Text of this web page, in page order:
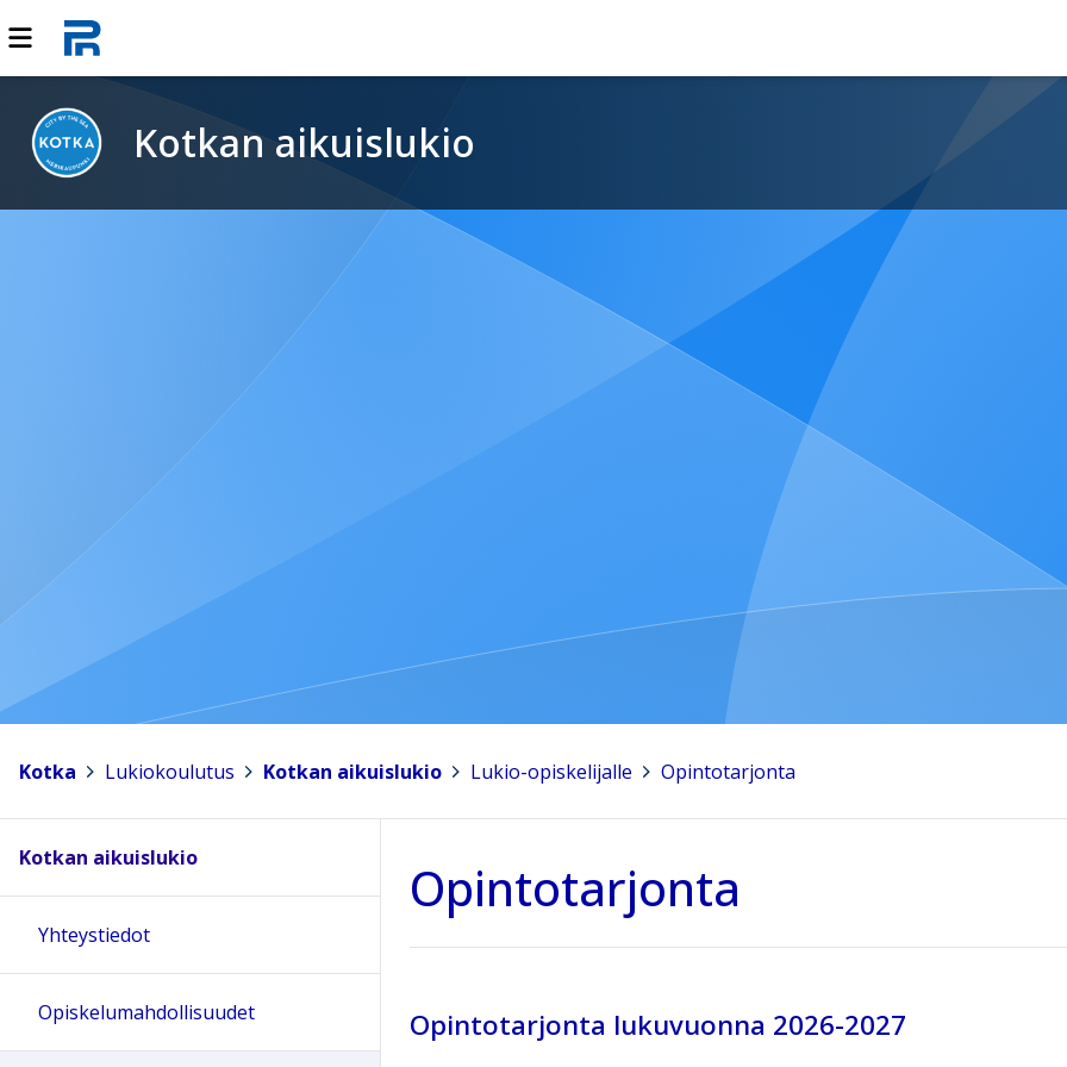
Kotkan aikuislukio
Kotka Lukiokoulutus Kotkan aikuislukio Lukio-opiskelijalle Opintotarjonta
Opintotarjonta
Opintotarjonta lukuvuonna 2026-2027
Kotkan aikuislukio
Yhteystiedot
Opiskelumahdollisuudet